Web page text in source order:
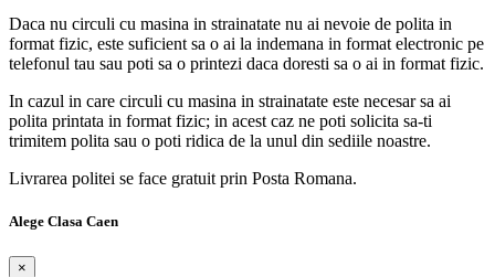
Daca nu circuli cu masina in strainatate nu ai nevoie de polita in
format fizic, este suficient sa o ai la indemana in format electronic pe
telefonul tau sau poti sa o printezi daca doresti sa o ai in format fizic.
In cazul in care circuli cu masina in strainatate este necesar sa ai
polita printata in format fizic; in acest caz ne poti solicita sa-ti
trimitem polita sau o poti ridica de la unul din sediile noastre.
Livrarea politei se face gratuit prin Posta Romana.
Alege Clasa Caen
×